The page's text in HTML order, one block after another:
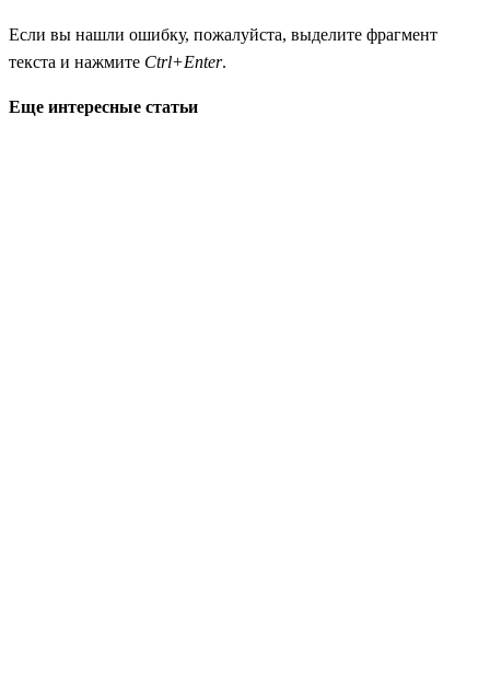
Если вы нашли ошибку, пожалуйста, выделите фрагмент
текста и нажмите Ctrl+Enter.
Еще интересные статьи